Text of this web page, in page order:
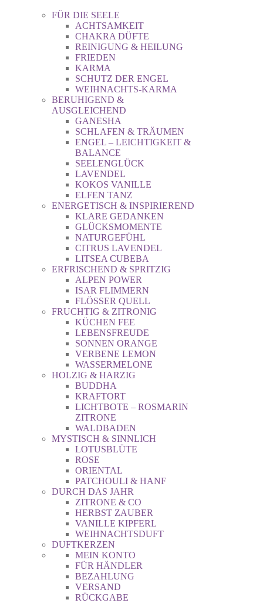
FÜR DIE SEELE
ACHTSAMKEIT
CHAKRA DÜFTE
REINIGUNG & HEILUNG
FRIEDEN
KARMA
SCHUTZ DER ENGEL
WEIHNACHTS-KARMA
BERUHIGEND &
AUSGLEICHEND
GANESHA
SCHLAFEN & TRÄUMEN
ENGEL – LEICHTIGKEIT &
BALANCE
SEELENGLÜCK
LAVENDEL
KOKOS VANILLE
ELFEN TANZ
ENERGETISCH & INSPIRIEREND
KLARE GEDANKEN
GLÜCKSMOMENTE
NATURGEFÜHL
CITRUS LAVENDEL
LITSEA CUBEBA
ERFRISCHEND & SPRITZIG
ALPEN POWER
ISAR FLIMMERN
FLÖSSER QUELL
FRUCHTIG & ZITRONIG
KÜCHEN FEE
LEBENSFREUDE
SONNEN ORANGE
VERBENE LEMON
WASSERMELONE
HOLZIG & HARZIG
BUDDHA
KRAFTORT
LICHTBOTE – ROSMARIN
ZITRONE
WALDBADEN
MYSTISCH & SINNLICH
LOTUSBLÜTE
ROSE
ORIENTAL
PATCHOULI & HANF
DURCH DAS JAHR
ZITRONE & CO
HERBST ZAUBER
VANILLE KIPFERL
WEIHNACHTSDUFT
DUFTKERZEN
MEIN KONTO
FÜR HÄNDLER
BEZAHLUNG
VERSAND
RÜCKGABE